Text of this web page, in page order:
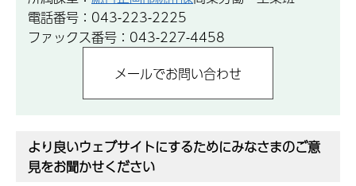
電話番号：043-223-2225
ファックス番号：043-227-4458
より良いウェブサイトにするためにみなさまのご意
見をお聞かせください